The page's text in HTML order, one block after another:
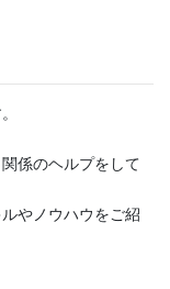
係のヘルプをして
やノウハウをご紹